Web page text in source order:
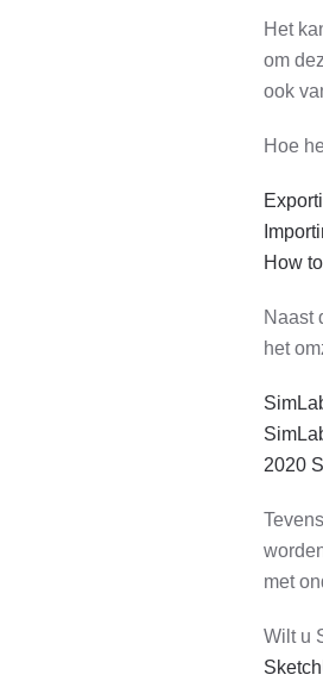
Het
om
ook
Hoe
How
Naast
het
2020
met
Wilt u